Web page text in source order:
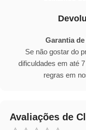
Garantia
Se não gostar do
dificuldades em até
regras em
Avaliações de